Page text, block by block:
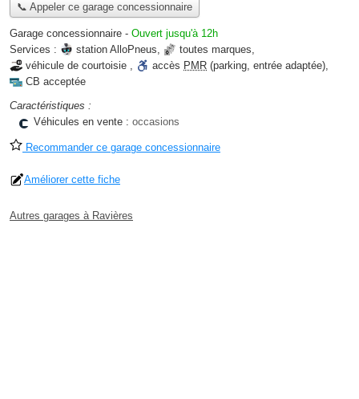
📞 Appeler ce garage concessionnaire
Garage concessionnaire - Ouvert jusqu'à 12h
Services :
station AlloPneus, toutes marques,
véhicule de courtoisie , accès PMR (parking, entrée adaptée),
CB acceptée
Caractéristiques :
Véhicules en vente : occasions
Recommander ce garage concessionnaire
Améliorer cette fiche
Autres garages à Ravières